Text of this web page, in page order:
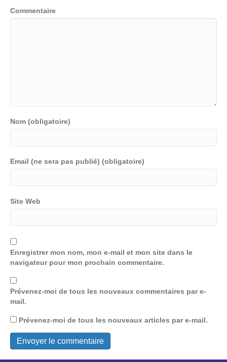
Commentaire
Nom (obligatoire)
Email (ne sera pas publié) (obligatoire)
Site Web
Enregistrer mon nom, mon e-mail et mon site dans le
navigateur pour mon prochain commentaire.
Prévenez-moi de tous les nouveaux commentaires par e-
mail.
Prévenez-moi de tous les nouveaux articles par e-mail.